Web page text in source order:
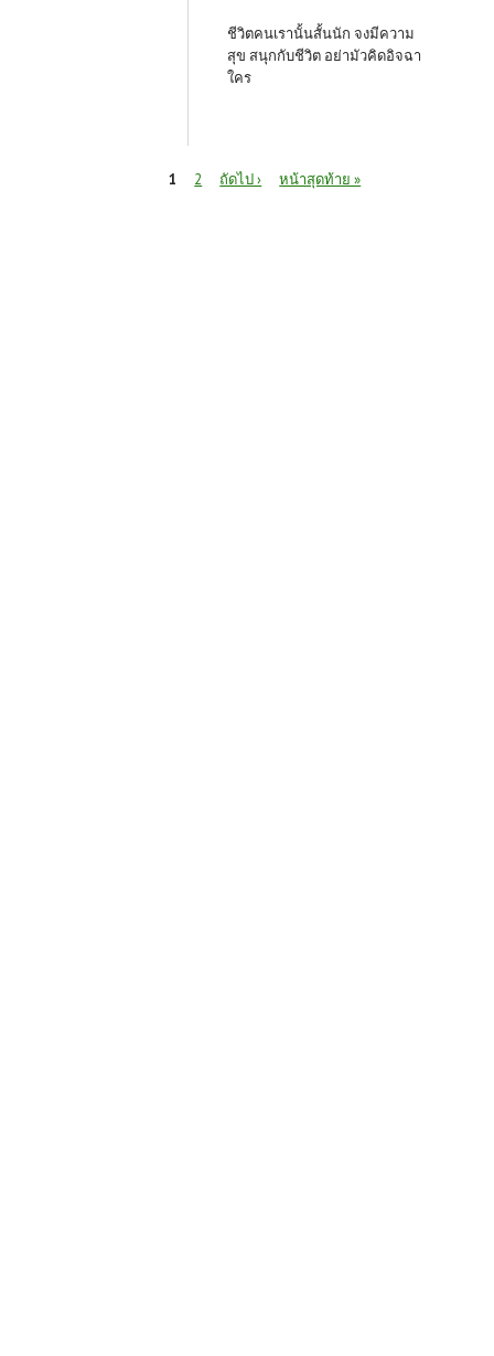
ชีวิตคนเรานั้นสั้นนัก จงมีความ
สุข สนุกกับชีวิต อย่ามัวคิดอิจฉา
ใคร
1 2 ถัดไป › หน้าสุดท้าย »